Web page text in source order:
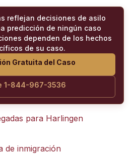
reflejan decisiones de asilo
predicción de ningún caso
dependen de los hechos
de su caso.
Gratuita del Caso
1-844-967-3536
para Harlingen
de inmigración